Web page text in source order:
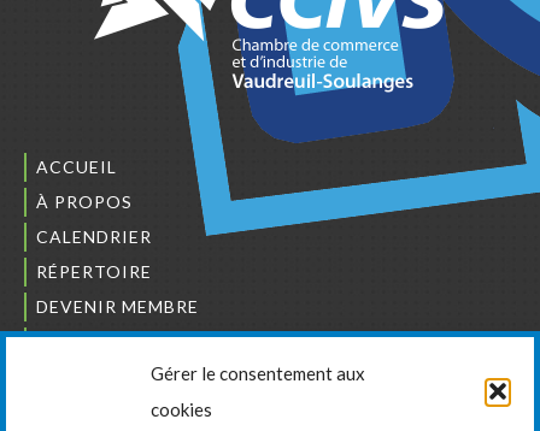
Gérer le consentement aux
cookies
ACCUEIL
À PROPOS
CALENDRIER
RÉPERTOIRE
DEVENIR MEMBRE
NOUS JOINDRE
L’ORDRE DES BÂTISSEURS